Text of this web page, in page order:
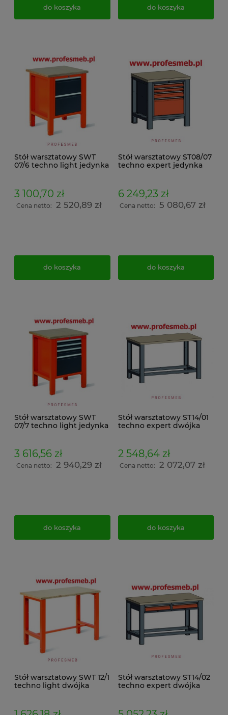
do koszyka do koszyka
Stół warsztatowy SWT
07/6 techno light jedynka
3 100,70 zł
Cena netto: 2 520,89 zł
do koszyka
Stół warsztatowy ST08/07
techno expert jedynka
6 249,23 zł
Cena netto: 5 080,67 zł
do koszyka
Stół warsztatowy SWT
07/7 techno light jedynka
3 616,56 zł
Cena netto: 2 940,29 zł
do koszyka
Stół warsztatowy ST14/01
techno expert dwójka
2 548,64 zł
Cena netto: 2 072,07 zł
do koszyka
Stół warsztatowy SWT 12/1
techno light dwójka
Stół warsztatowy ST14/02
techno expert dwójka